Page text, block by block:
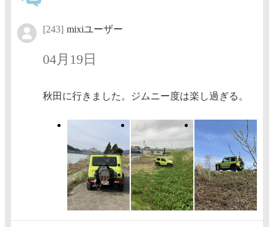
[243] mixiユーザー
04月19日
秋田に行きました。ジムニー度は楽し過ぎる。